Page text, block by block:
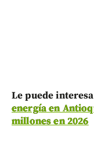
Le puede
energía en
millones en 2026